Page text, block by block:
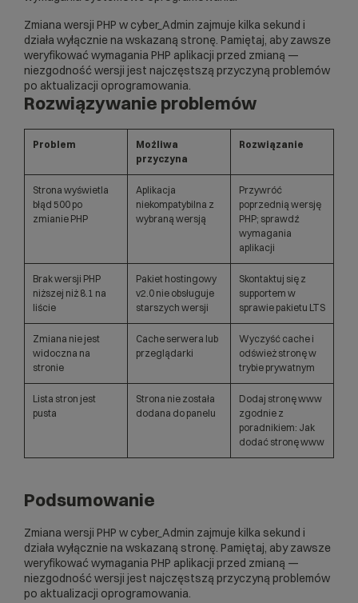
Zmiana wersji PHP w cyber_Admin zajmuje kilka sekund i
działa wyłącznie na wskazaną stronę. Pamiętaj, aby zawsze
weryfikować wymagania PHP aplikacji przed zmianą —
niezgodność wersji jest najczęstszą przyczyną problemów
po aktualizacji oprogramowania.
Rozwiązywanie problemów
Problem
Możliwa
przyczyna
Rozwiązanie
Strona wyświetla
błąd 500 po
zmianie PHP
Aplikacja
niekompatybilna z
wybraną wersją
Przywróć
poprzednią wersję
PHP; sprawdź
wymagania
aplikacji
Brak wersji PHP
niższej niż 8.1 na
liście
Pakiet hostingowy
v2.0 nie obsługuje
starszych wersji
Skontaktuj się z
supportem w
sprawie pakietu LTS
Zmiana nie jest
widoczna na
stronie
Cache serwera lub
przeglądarki
Wyczyść cache i
odśwież stronę w
trybie prywatnym
Lista stron jest
pusta
Strona nie została
dodana do panelu
Dodaj stronę www
zgodnie z
poradnikiem: Jak
dodać stronę www
Podsumowanie
Zmiana wersji PHP w cyber_Admin zajmuje kilka sekund i
działa wyłącznie na wskazaną stronę. Pamiętaj, aby zawsze
weryfikować wymagania PHP aplikacji przed zmianą —
niezgodność wersji jest najczęstszą przyczyną problemów
po aktualizacji oprogramowania.